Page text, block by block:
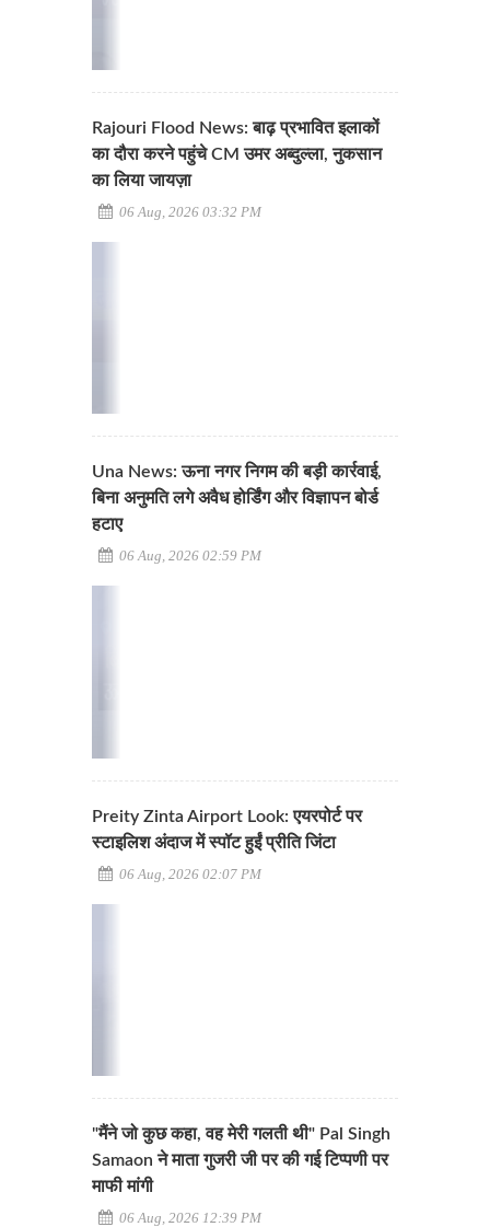
Rajouri Flood News: बाढ़ प्रभावित इलाकों
का दौरा करने पहुंचे CM उमर अब्दुल्ला, नुकसान
का लिया जायज़ा
06 Aug, 2026 03:32 PM
Una News: ऊना नगर निगम की बड़ी कार्रवाई,
बिना अनुमति लगे अवैध होर्डिंग और विज्ञापन बोर्ड
हटाए
06 Aug, 2026 02:59 PM
Preity Zinta Airport Look: एयरपोर्ट पर
स्टाइलिश अंदाज में स्पॉट हुईं प्रीति जिंटा
06 Aug, 2026 02:07 PM
"मैंने जो कुछ कहा, वह मेरी गलती थी" Pal Singh
Samaon ने माता गुजरी जी पर की गई टिप्पणी पर
माफी मांगी
06 Aug, 2026 12:39 PM